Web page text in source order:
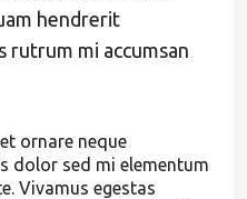
hendrerit
rutrum mi accumsan
ornare neque
dolor sed mi elementum
Vivamus egestas